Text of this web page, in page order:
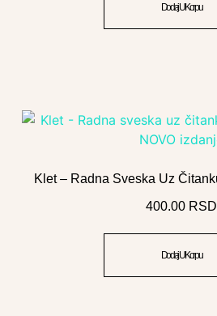
Dodaj U Korpu
Klet – Radna Sveska Uz
400.00 RSD
Dodaj U Korpu